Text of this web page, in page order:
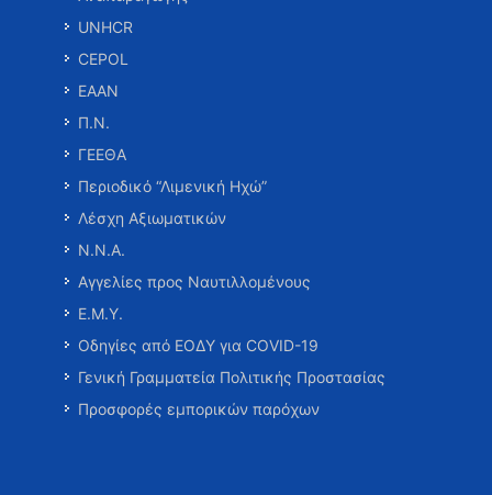
UNHCR
CEPOL
ΕΑΑΝ
Π.Ν.
ΓΕΕΘΑ
Περιοδικό “Λιμενική Ηχώ”
Λέσχη Αξιωματικών
Ν.Ν.Α.
Αγγελίες προς Ναυτιλλομένους
Ε.Μ.Υ.
Οδηγίες από ΕΟΔΥ για COVID-19
Γενική Γραμματεία Πολιτικής Προστασίας
Προσφορές εμπορικών παρόχων